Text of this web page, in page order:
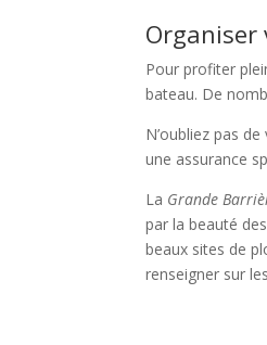
Organiser
Pour profiter
bateau. De
N’oubliez pas
une assurance
La Grande
par la beauté
beaux sites de
renseigner sur